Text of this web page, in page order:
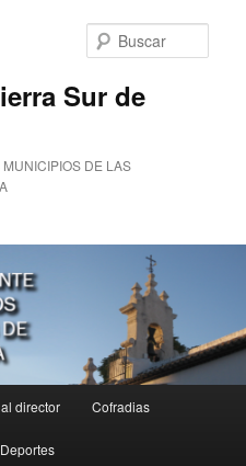
Sur de
DE LAS
director Cofradias
Deportes